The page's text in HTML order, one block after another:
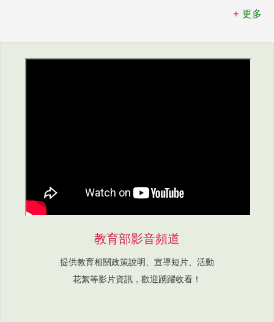
更多
教育部影音頻道
提供教育相關政策說明、宣導短片、活動
花絮等影片資訊，歡迎踴躍收看！